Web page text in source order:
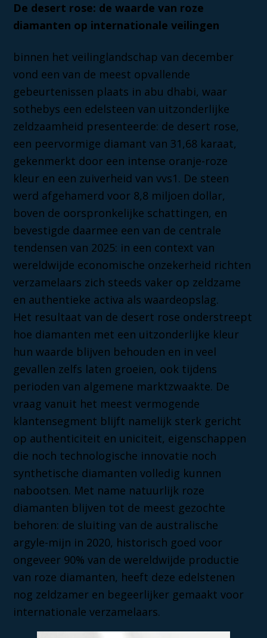
De desert rose: de waarde van roze
diamanten op internationale veilingen
binnen het veilinglandschap van december
vond een van de meest opvallende
gebeurtenissen plaats in abu dhabi, waar
sothebys een edelsteen van uitzonderlijke
zeldzaamheid presenteerde: de desert rose,
een peervormige diamant van 31,68 karaat,
gekenmerkt door een intense oranje-roze
kleur en een zuiverheid van vvs1. De steen
werd afgehamerd voor 8,8 miljoen dollar,
boven de oorspronkelijke schattingen, en
bevestigde daarmee een van de centrale
tendensen van 2025: in een context van
wereldwijde economische onzekerheid richten
verzamelaars zich steeds vaker op zeldzame
en authentieke activa als waardeopslag.
Het resultaat van de desert rose onderstreept
hoe diamanten met een uitzonderlijke kleur
hun waarde blijven behouden en in veel
gevallen zelfs laten groeien, ook tijdens
perioden van algemene marktzwaakte. De
vraag vanuit het meest vermogende
klantensegment blijft namelijk sterk gericht
op authenticiteit en uniciteit, eigenschappen
die noch technologische innovatie noch
synthetische diamanten volledig kunnen
nabootsen. Met name natuurlijk roze
diamanten blijven tot de meest gezochte
behoren: de sluiting van de australische
argyle-mijn in 2020, historisch goed voor
ongeveer 90% van de wereldwijde productie
van roze diamanten, heeft deze edelstenen
nog zeldzamer en begeerlijker gemaakt voor
internationale verzamelaars.